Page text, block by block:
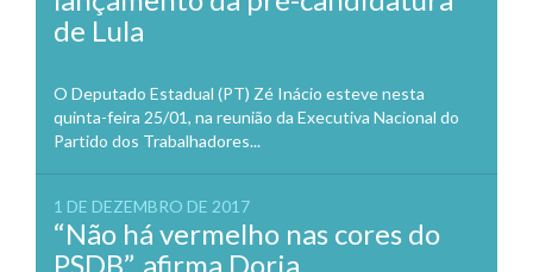
de Lula
O Deputado Estadual (PT) Zé Inácio esteve nesta
quinta-feira 25/01, na reunião da Executiva Nacional do
Partido dos Trabalhadores...
1 DE DEZEMBRO DE 2017
“Não há vermelho nas cores do
PSDB”, afirma Doria